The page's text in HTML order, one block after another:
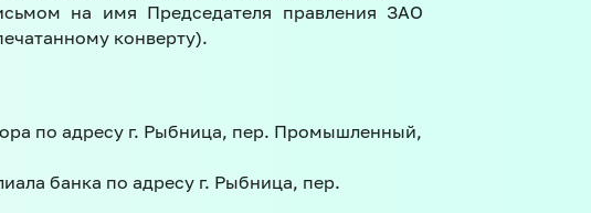
на имя Председателя правления ЗАО
конверту).
по адресу г. Рыбница, пер. Промышленный,
банка по адресу г. Рыбница, пер.